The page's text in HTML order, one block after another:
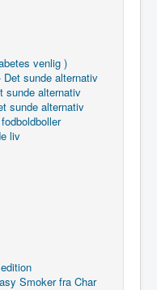
venlig )
sunde alternativ
sunde alternativ
sunde alternativ
liv
Smoker fra Char